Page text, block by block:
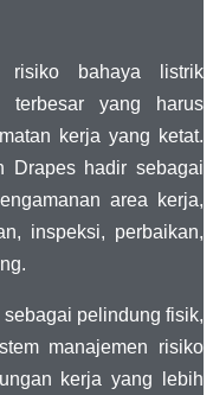
risiko bahaya listrik
terbesar yang harus
kerja yang ketat.
Drapes hadir sebagai
area kerja,
inspeksi, perbaikan,
pelindung fisik,
manajemen risiko
kerja yang lebih